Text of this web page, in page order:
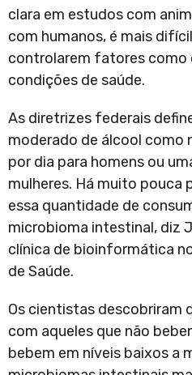
clara em estudos com
com humanos, é mais
controlarem fatores como
condições de saúde.
As diretrizes federais
moderado de álcool como
por dia para homens ou
mulheres. Há muito pouca
essa quantidade de
microbioma intestinal, diz
clínica de bioinformática
de Saúde.
Os cientistas descobriram
com aqueles que não
bebem em níveis baixos a